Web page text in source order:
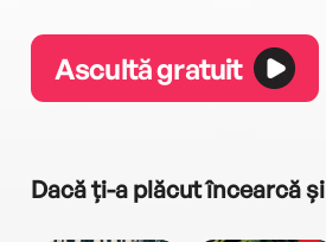
Ascultă gratuit
Dacă ți-a plăcut încearcă și